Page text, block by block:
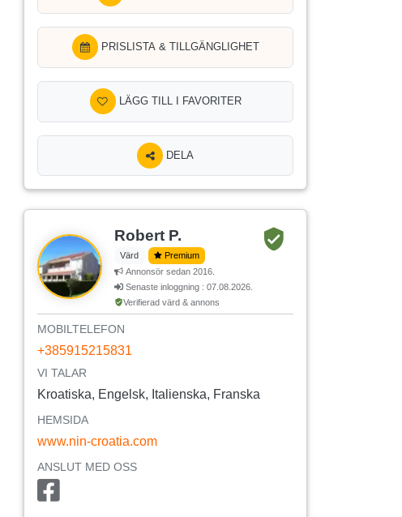
PRISLISTA & TILLGÄNGLIGHET
LÄGG TILL I FAVORITER
DELA
Robert P.
Värd
Premium
Annonsör sedan 2016.
Senaste inloggning : 07.08.2026.
Verifierad värd & annons
MOBILTELEFON
+385915215831
VI TALAR
Kroatiska, Engelsk, Italienska, Franska
HEMSIDA
www.nin-croatia.com
ANSLUT MED OSS